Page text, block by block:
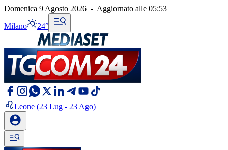
Domenica 9 Agosto 2026 - Aggiornato alle 05:53
Milano 24°
Leone (23 Lug - 23 Ago)